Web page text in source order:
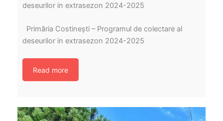
deseurilor in extrasezon 2024-2025
Primăria Costinești – Programul de colectare al
deseurilor in extrasezon 2024-2025
Read more